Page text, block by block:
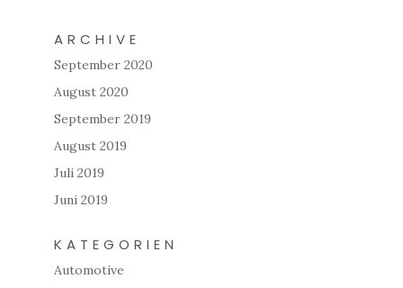
ARCHIVE
September 2020
August 2020
September 2019
August 2019
Juli 2019
Juni 2019
KATEGORIEN
Automotive